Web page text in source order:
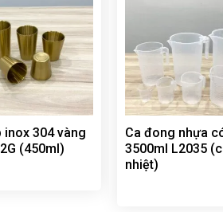
inox 304 vàng
(450ml)
Ca đong nhựa
3500ml L2035
nhiệt)